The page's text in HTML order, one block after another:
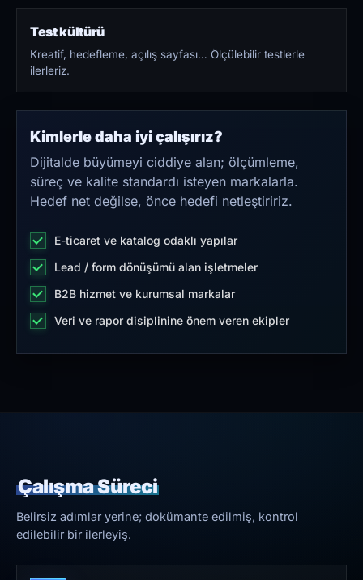
Test kültürü
Kreatif, hedefleme, açılış sayfası… Ölçülebilir testlerle
ilerleriz.
Kimlerle daha iyi çalışırız?
Dijitalde büyümeyi ciddiye alan; ölçümleme,
süreç ve kalite standardı isteyen markalarla.
Hedef net değilse, önce hedefi netleştiririz.
E-ticaret ve katalog odaklı yapılar
Lead / form dönüşümü alan işletmeler
B2B hizmet ve kurumsal markalar
Veri ve rapor disiplinine önem veren ekipler
Çalışma Süreci
Belirsiz adımlar yerine; dokümante edilmiş, kontrol
edilebilir bir ilerleyiş.